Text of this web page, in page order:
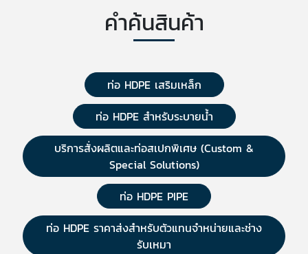
คำค้นสินค้า
ท่อ HDPE เสริมเหล็ก
ท่อ HDPE สำหรับระบายน้ำ
บริการสั่งผลิตและท่อสเปกพิเศษ (Custom &
Special Solutions)
ท่อ HDPE PIPE
ท่อ HDPE ราคาส่งสำหรับตัวแทนจำหน่ายและช่าง
รับเหมา